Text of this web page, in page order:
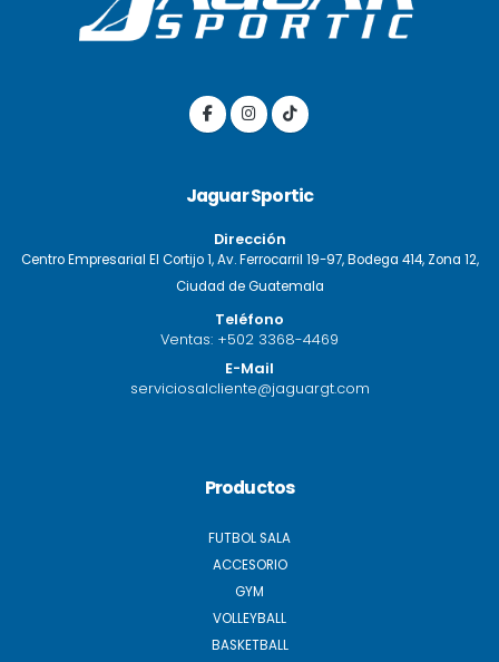
Jaguar Sportic
Dirección
Centro Empresarial El Cortijo 1, Av. Ferrocarril 19-97, Bodega 414, Zona 12,
Ciudad de Guatemala
Teléfono
Ventas: +502 3368-4469
E-Mail
serviciosalcliente@jaguargt.com
Productos
FUTBOL SALA
ACCESORIO
GYM
VOLLEYBALL
BASKETBALL